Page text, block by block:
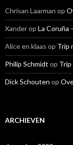
Chrisan Laarman op
Xanderop La Coruña
Alice en klaas op Trip
Philip Schmidt op Trip
Dick Schouten op
ARCHIEVEN